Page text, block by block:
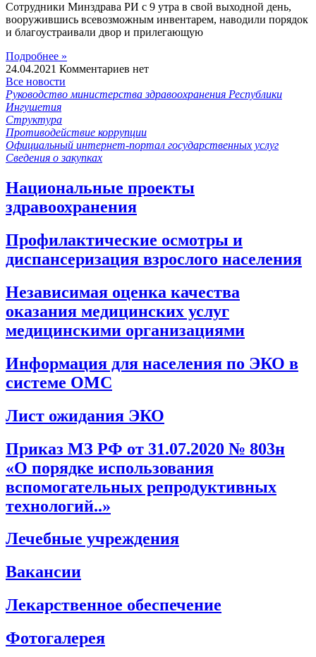
Сотрудники Минздрава РИ с 9 утра в свой выходной день,
вооружившись всевозможным инвентарем, наводили порядок
и благоустраивали двор и прилегающую
Подробнее »
24.04.2021 Комментариев нет
Все новости
Руководство министерства здравоохранения Республики
Ингушетия
Структура
Противодействие коррупции
Официальный интернет-портал государственных услуг
Сведения о закупках
Национальные проекты
здравоохранения
Профилактические осмотры и
диспансеризация взрослого населения
Независимая оценка качества
оказания медицинских услуг
медицинскими организациями
Информация для населения по ЭКО в
системе ОМС
Лист ожидания ЭКО
Приказ МЗ РФ от 31.07.2020 № 803н
«О порядке использования
вспомогательных репродуктивных
технологий..»
Лечебные учреждения
Вакансии
Лекарственное обеспечение
Фотогалерея